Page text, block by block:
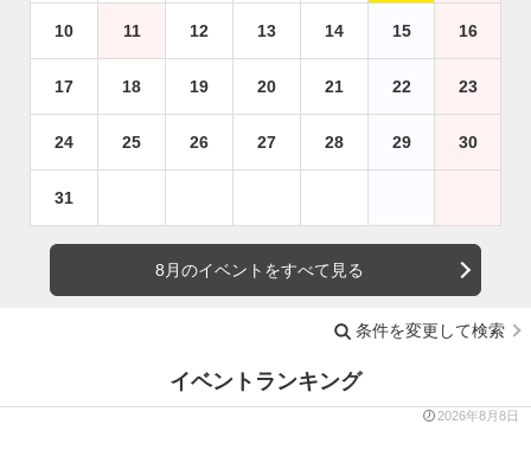
10 11 12 13 14 15 16
17 18 19 20 21 22 23
24 25 26 27 28 29 30
31
8月のイベントをすべて見る
条件を変更して検索
イベントランキング
2026年8月8日